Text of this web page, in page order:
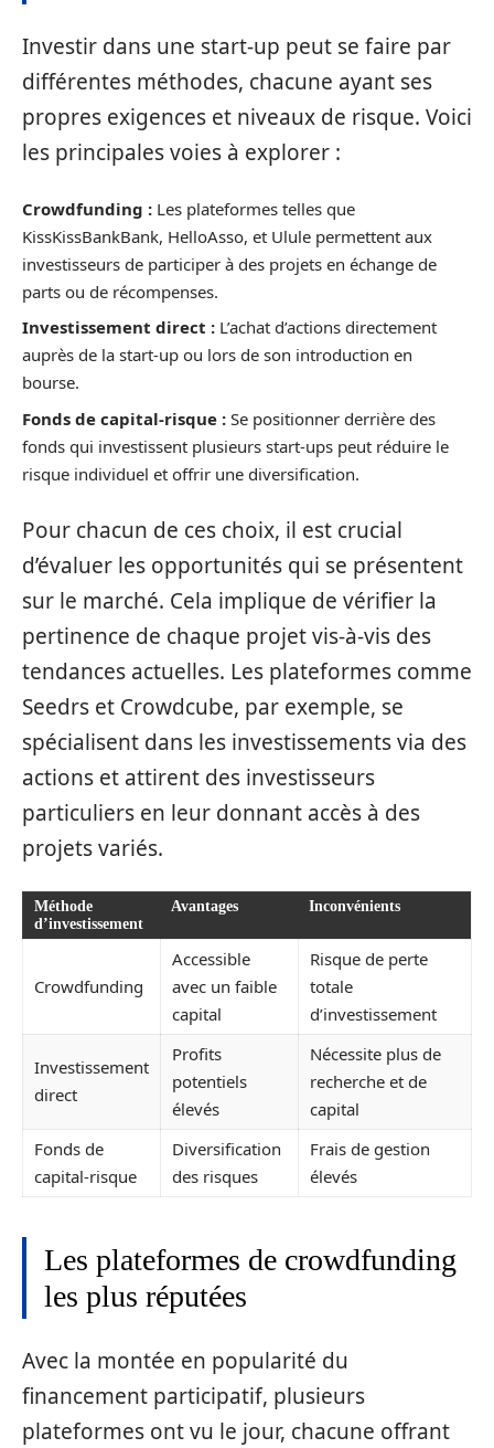
Investir dans une start-up peut se faire par
différentes méthodes, chacune ayant ses
propres exigences et niveaux de risque. Voici
les principales voies à explorer :
Crowdfunding : Les plateformes telles que
KissKissBankBank, HelloAsso, et Ulule permettent aux
investisseurs de participer à des projets en échange de
parts ou de récompenses.
Investissement direct : L’achat d’actions directement
auprès de la start-up ou lors de son introduction en
bourse.
Fonds de capital-risque : Se positionner derrière des
fonds qui investissent plusieurs start-ups peut réduire le
risque individuel et offrir une diversification.
Pour chacun de ces choix, il est crucial
d’évaluer les opportunités qui se présentent
sur le marché. Cela implique de vérifier la
pertinence de chaque projet vis-à-vis des
tendances actuelles. Les plateformes comme
Seedrs et Crowdcube, par exemple, se
spécialisent dans les investissements via des
actions et attirent des investisseurs
particuliers en leur donnant accès à des
projets variés.
Méthode
d’investissement
Avantages Inconvénients
Crowdfunding
Accessible
avec un faible
capital
Risque de perte
totale
d’investissement
Investissement
direct
Profits
potentiels
élevés
Nécessite plus de
recherche et de
capital
Fonds de
capital-risque
Diversification
des risques
Frais de gestion
élevés
Les plateformes de crowdfunding
les plus réputées
Avec la montée en popularité du
financement participatif, plusieurs
plateformes ont vu le jour, chacune offrant